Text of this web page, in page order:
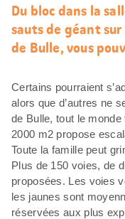
Du bloc dans la
sauts de géant
de Bulle, vous
Certains pourraient
alors que d’autres ne
de Bulle, tout le
2000 m2 propose
Toute la famille peut
Plus de 150 voies, de
proposées. Les voies
les jaunes sont
réservées aux plus